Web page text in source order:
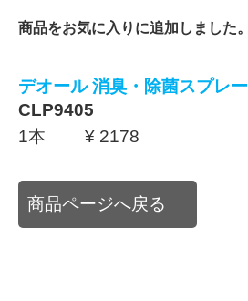
商品をお気に入りに追加しました。
デオール 消臭・除菌スプレー
CLP9405
1本 ¥ 2178
商品ページへ戻る